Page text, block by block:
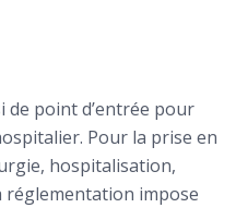
de point d’entrée pour
Pour la prise en
hospitalisation,
impose